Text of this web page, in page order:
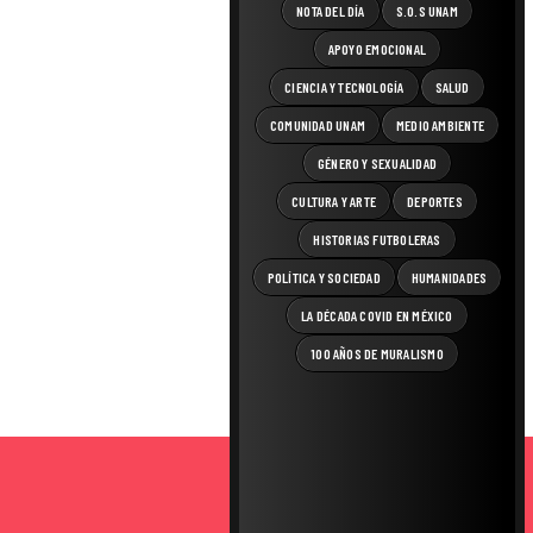
NOTA DEL DÍA S.O.S UNAM
APOYO EMOCIONAL
CIENCIA Y TECNOLOGÍA SALUD
COMUNIDAD UNAM MEDIO AMBIENTE
GÉNERO Y SEXUALIDAD
CULTURA Y ARTE DEPORTES
HISTORIAS FUTBOLERAS
POLÍTICA Y SOCIEDAD HUMANIDADES
LA DÉCADA COVID EN MÉXICO
100 AÑOS DE MURALISMO